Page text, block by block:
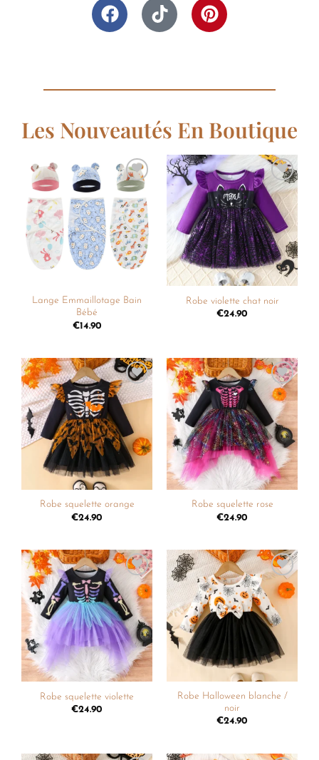
Les Nouveautés En Boutique
Ajouter
à la
liste de
souhaits
Lange Emmaillotage Bain
Bébé
€14.90
Ajouter
à la
liste de
souhaits
Robe violette chat noir
€24.90
Ajouter
à la
liste de
souhaits
Robe squelette orange
€24.90
Ajouter
à la
liste de
souhaits
Robe squelette rose
€24.90
Ajouter
à la
liste de
souhaits
Robe squelette violette
€24.90
Ajouter
à la
liste de
souhaits
Robe Halloween blanche /
noir
€24.90